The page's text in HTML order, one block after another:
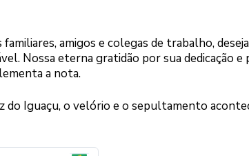
amigos e colegas de trabalho,
Nossa eterna gratidão por sua dedicação e
a nota.
do Iguaçu, o velório e o sepultamento